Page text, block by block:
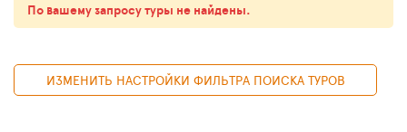
По вашему запросу туры не найдены.
ИЗМЕНИТЬ НАСТРОЙКИ ФИЛЬТРА ПОИСКА ТУРОВ